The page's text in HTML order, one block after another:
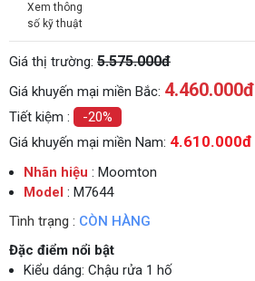
Xem thông
số kỹ thuật
Giá thị trường: 5.575.000đ
Giá khuyến mại miền Bắc: 4.460.000đ
Tiết kiệm :
-20%
Giá khuyến mại miền Nam: 4.610.000đ
Nhãn hiệu : Moomton
Model : M7644
Tình trạng : CÒN HÀNG
Đặc điểm nổi bật
Kiểu dáng: Chậu rửa 1 hố